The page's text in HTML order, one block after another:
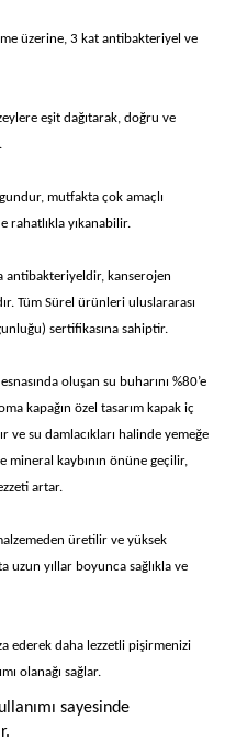
üzerine, 3 kat antibakteriyel ve
eşit dağıtarak, doğru ve
mutfakta çok amaçlı
rahatlıkla yıkanabilir.
antibakteriyeldir, kanserojen
Tüm Sürel ürünleri uluslararası
sertifikasına sahiptir.
oluşan su buharını %80’e
kapağın özel tasarım kapak iç
ve su damlacıkları halinde yemeğe
mineral kaybının önüne geçilir,
artar.
üretilir ve yüksek
uzun yıllar boyunca sağlıkla ve
ederek daha lezzetli pişirmenizi
olanağı sağlar.
sayesinde